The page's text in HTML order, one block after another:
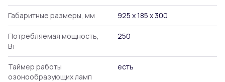
Габаритные размеры, мм 925 х 185 х 300
Потребляемая мощность,
Вт
250
Таймер работы
озонообразующих ламп
есть